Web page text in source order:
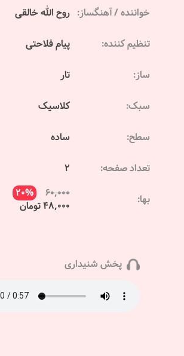
خواننده / آهنگساز: روح الله خالقی
تنظیم کننده: پیام فلاحتی
ساز: تار
سبک: کلاسیک
سطح: ساده
تعداد صفحه: 2
بها: 60,000
20%
48,000 تومان
پخش شنیداری